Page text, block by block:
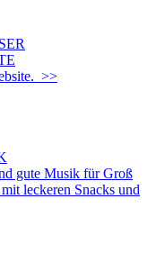
>>
gute Musik für Groß
leckeren Snacks und